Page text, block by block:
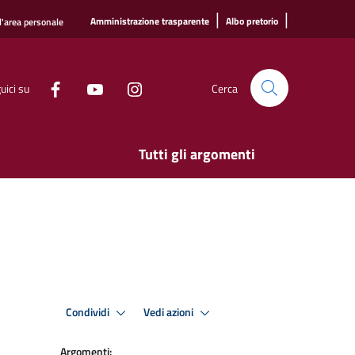
personale Amministrazione trasparente | Albo pretorio |
su Cerca
Tutti gli argomenti
Condividi Vedi azioni
Argomenti: